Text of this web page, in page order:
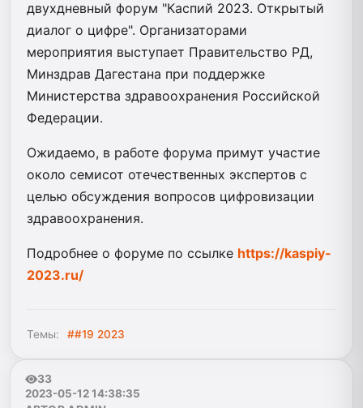
двухдневный форум "Каспий 2023. Открытый
диалог о цифре". Организаторами
мероприятия выступает Правительство РД,
Минздрав Дагестана при поддержке
Министерства здравоохранения Российской
Федерации.
Ожидаемо, в работе форума примут участие
около семисот отечественных экспертов с
целью обсуждения вопросов цифровизации
здравоохранения.
Подробнее о форуме по ссылке https://kaspiy-
2023.ru/
Темы: ##19 2023
33
2023-05-12 14:38:35